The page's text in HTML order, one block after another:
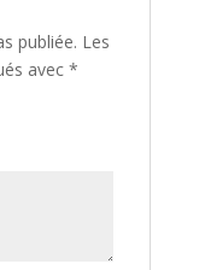
publiée. Les
avec *